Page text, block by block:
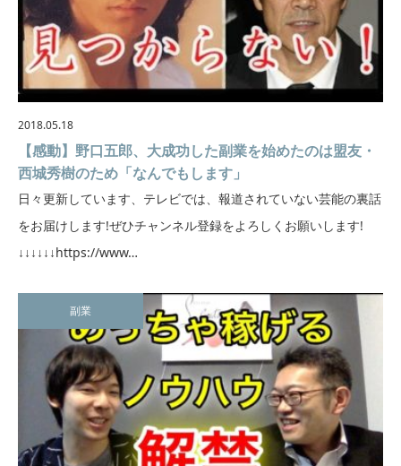
2018.05.18
【感動】野口五郎、大成功した副業を始めたのは盟友・
西城秀樹のため「なんでもします」
日々更新しています、テレビでは、報道されていない芸能の裏話
をお届けします!ぜひチャンネル登録をよろしくお願いします!
↓↓↓↓↓↓https://www…
副業